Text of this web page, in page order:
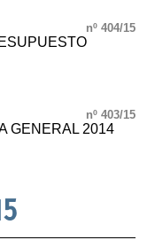
nº 404/15
nº 403/15
GENERAL 2014